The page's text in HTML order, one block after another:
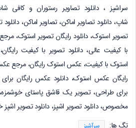
سراشپز ، دانلود تصاویر رستوران و کافی
شاپ،دانلودتصاویر اماکن،تصاویر اماکن،دانلود
تصویر استوک، دانلود رایگان تصویر استوک،
با کیفیت عالی، دانلود تصویر با کیفیت
استوک با کیفیت، عکس استوک رایگان، مرجع
رایگان عکس استوک، دانلود عکس رایگان
برای طراحی، تصویر یک قاشق پاستای خوشمزه،
مخصوص، دانلود تصویر اشپز، دانلود تصویر اشپز
تگ ها:
سرآشپز